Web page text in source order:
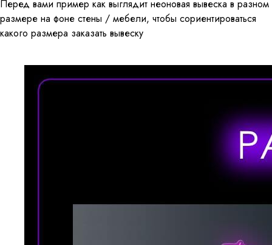
Перед вами пример как выглядит неоновая вывеска в разном
размере на фоне стены / мебели, чтобы сориентироваться
какого размера заказать вывеску